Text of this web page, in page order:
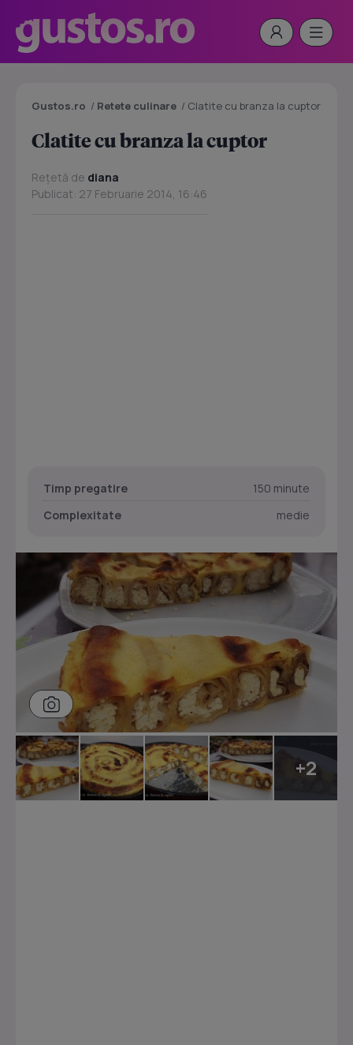
Gustos.ro / Retete culinare / Clatite cu branza la cuptor
Clatite cu branza la cuptor
Rețetă de diana
Publicat: 27 Februarie 2014, 16:46
Timp pregatire
150 minute
Complexitate
medie
+2